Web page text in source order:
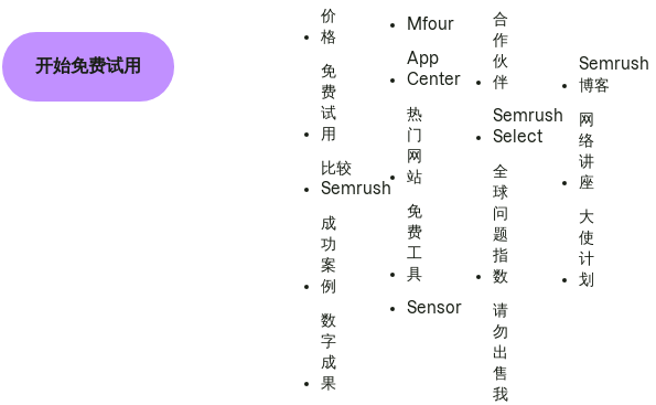
开始免费试用
价
格
免
费
试
用
比较
Semrush
成
功
案
例
数
字
成
果
Mfour
App
Center
热
门
网
站
免
费
工
具
Sensor
合
作
伙
伴
Semrush
Select
全
球
问
题
指
数
请
勿
出
售
我
Semrush
博客
网
络
讲
座
大
使
计
划